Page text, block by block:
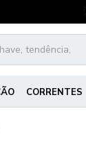
CORRENTES